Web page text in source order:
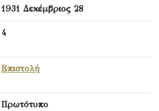
1931 Δεκέμβριος 28
4
Επιστολή
Πρωτότυπο